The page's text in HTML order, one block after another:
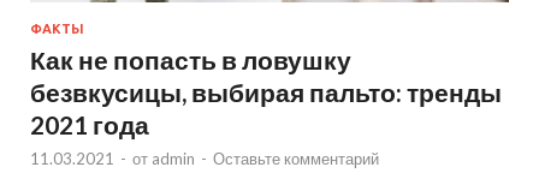
ФАКТЫ
Как не попасть в ловушку
безвкусицы, выбирая пальто: тренды
2021 года
11.03.2021 - от admin - Оставьте комментарий